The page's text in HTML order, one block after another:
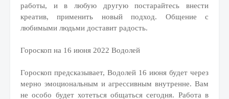
работы, и в любую другую постарайтесь внести
креатив, применить новый подход. Общение с
любимыми людьми доставит радость.
Гороскоп на 16 июня 2022 Водолей
Гороскоп предсказывает, Водолей 16 июня будет через
мерно эмоциональным и агрессивным внутренне. Вам
не особо будет хотеться общаться сегодня. Работа в